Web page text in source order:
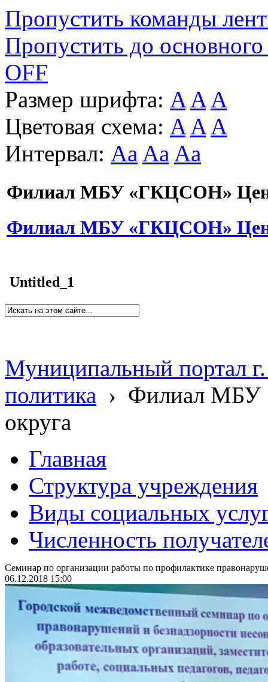
Пропустить команды
Пропустить до основного
OFF
Размер шрифта: A A A
Цветовая схема: A A A
Интервал: Aa Aa Aa
Филиал МБУ «ГКЦСОН»
Филиал МБУ «ГКЦСОН»
Untitled_1
Муниципальный портал
политика › Филиал МБУ
округа
Главная
Структура учреждения
Виды социальных
Численность
Семинар по организации работы по профилактике
06.12.2018 15:00